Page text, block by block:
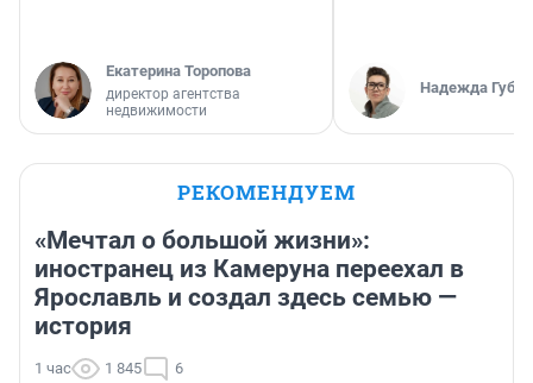
Екатерина Торопова
директор агентства
недвижимости
Надежда
РЕКОМЕНДУЕМ
«Мечтал о большой жизни»:
иностранец из Камеруна переехал в
Ярославль и создал здесь семью —
история
1 час 1 845 6